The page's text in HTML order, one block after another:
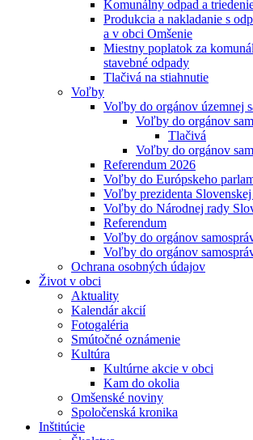
Komunálny odpad a
Produkcia a nakladanie s
a v obci Omšenie
Miestny poplatok za
stavebné odpady
Tlačivá na stiahnutie
Voľby
Voľby do orgánov územnej
Voľby do orgánov
Tlačivá
Voľby do orgánov
Referendum 2026
Voľby do Európskeho
Voľby prezidenta
Voľby do Národnej rady
Referendum
Voľby do orgánov
Voľby do orgánov
Ochrana osobných údajov
Život v obci
Aktuality
Kalendár akcií
Fotogaléria
Smútočné oznámenie
Kultúra
Kultúrne akcie v obci
Kam do okolia
Omšenské noviny
Spoločenská kronika
Inštitúcie